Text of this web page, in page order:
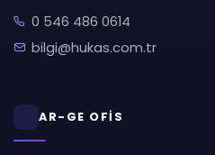
0 546 486 0614
bilgi@hukas.com.tr
AR-GE OFİS